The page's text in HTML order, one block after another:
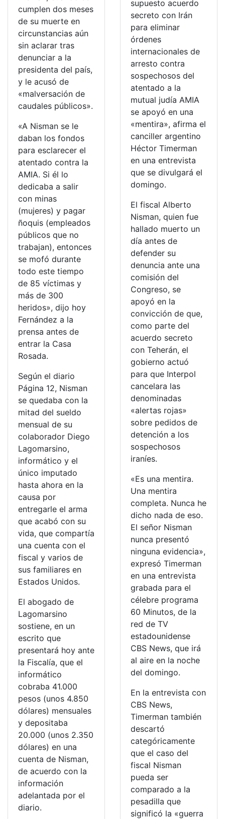
cumplen dos meses
de su muerte en
circunstancias aún
sin aclarar tras
denunciar a la
presidenta del país,
y le acusó de
«malversación de
caudales públicos».
«A Nisman se le
daban los fondos
para esclarecer el
atentado contra la
AMIA. Si él lo
dedicaba a salir
con minas
(mujeres) y pagar
ñoquis (empleados
públicos que no
trabajan), entonces
se mofó durante
todo este tiempo
de 85 víctimas y
más de 300
heridos», dijo hoy
Fernández a la
prensa antes de
entrar la Casa
Rosada.
Según el diario
Página 12, Nisman
se quedaba con la
mitad del sueldo
mensual de su
colaborador Diego
Lagomarsino,
informático y el
único imputado
hasta ahora en la
causa por
entregarle el arma
que acabó con su
vida, que compartía
una cuenta con el
fiscal y varios de
sus familiares en
Estados Unidos.
El abogado de
Lagomarsino
sostiene, en un
escrito que
presentará hoy ante
la Fiscalía, que el
informático
cobraba 41.000
pesos (unos 4.850
dólares) mensuales
y depositaba
20.000 (unos 2.350
dólares) en una
cuenta de Nisman,
de acuerdo con la
información
adelantada por el
diario.
supuesto acuerdo
secreto con Irán
para eliminar
órdenes
internacionales de
arresto contra
sospechosos del
atentado a la
mutual judía AMIA
se apoyó en una
«mentira», afirma el
canciller argentino
Héctor Timerman
en una entrevista
que se divulgará el
domingo.
El fiscal Alberto
Nisman, quien fue
hallado muerto un
día antes de
defender su
denuncia ante una
comisión del
Congreso, se
apoyó en la
convicción de que,
como parte del
acuerdo secreto
con Teherán, el
gobierno actuó
para que Interpol
cancelara las
denominadas
«alertas rojas»
sobre pedidos de
detención a los
sospechosos
iraníes.
«Es una mentira.
Una mentira
completa. Nunca he
dicho nada de eso.
El señor Nisman
nunca presentó
ninguna evidencia»,
expresó Timerman
en una entrevista
grabada para el
célebre programa
60 Minutos, de la
red de TV
estadounidense
CBS News, que irá
al aire en la noche
del domingo.
En la entrevista con
CBS News,
Timerman también
descartó
categóricamente
que el caso del
fiscal Nisman
pueda ser
comparado a la
pesadilla que
significó la «guerra